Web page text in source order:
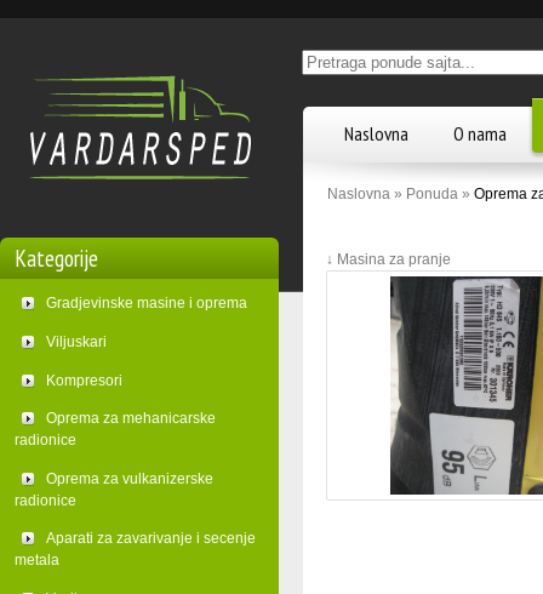
Naslovna O nama
Naslovna » Ponuda » Oprema
↓ Masina za pranje
Kategorije
Gradjevinske masine i oprema
Viljuskari
Kompresori
Oprema za mehanicarske
radionice
Oprema za vulkanizerske
radionice
Aparati za zavarivanje i secenje
metala